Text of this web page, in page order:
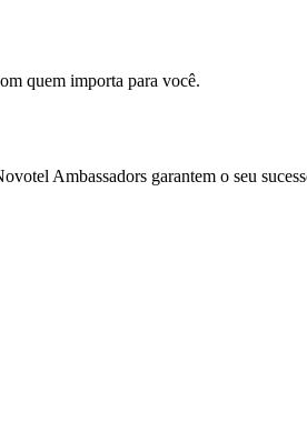
quem importa para você.
Ambassadors garantem o seu